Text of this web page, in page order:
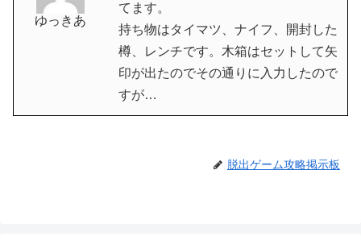
ゆっきあ
てます。
持ち物はタイマツ、ナイフ、開封した
樽、レンチです。木箱はセットして矢
印が出たのでその通りに入力したので
すが…
脱出ゲーム攻略掲示板